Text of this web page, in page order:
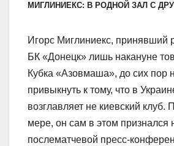
МИГЛИНИЕКС: В РОДНОЙ ЗАЛ С
Игорс Миглиниекс, принявший
БК «Донецк» лишь накануне
Кубка «Азовмаша», до сих пор
привыкнуть к тому, что в
возглавляет не киевский клуб.
мере, он сам в этом признался
послематчевой пресс-